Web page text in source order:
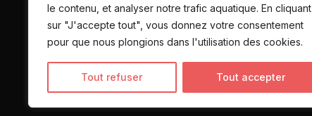
le contenu, et analyser notre trafic aquatique. En cliquant
sur "J'accepte tout", vous donnez votre consentement
pour que nous plongions dans l'utilisation des cookies.
Tout refuser Tout accepter